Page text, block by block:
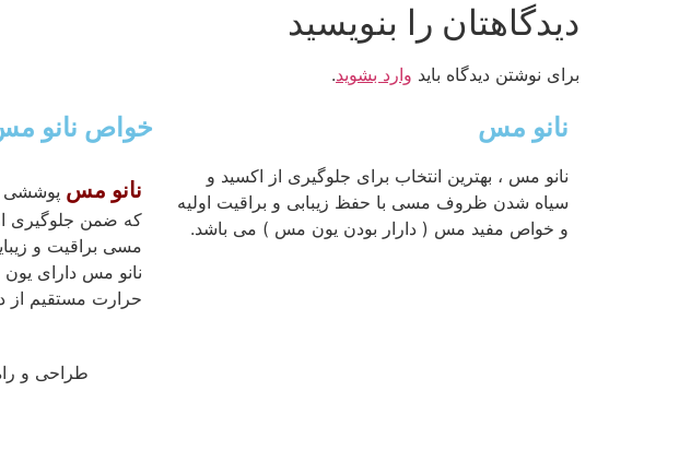
دیدگاهتان را بنویسید
برای نوشتن دیدگاه باید وارد بشوید.
نانو مس
نانو مس ، بهترین انتخاب برای جلوگیری از اکسید و
سیاه شدن ظروف مسی با حفظ زیبابی و براقیت اولیه
و خواص مفید مس ( دارار بودن یون مس ) می باشد.
خواص نانو
نانو مس پوششی
که ضمن جلوگیری
مسی براقیت و
نانو مس دارای
حرارت مستقیم از
طراحی و